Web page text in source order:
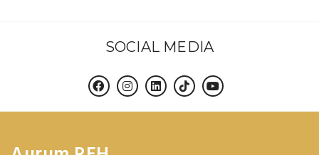
SOCIAL MEDIA